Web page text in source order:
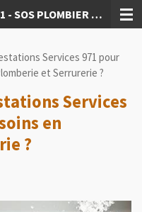
SERRURIER 26/07
Services 971 pour
et Serrurerie ?
Services
en
?